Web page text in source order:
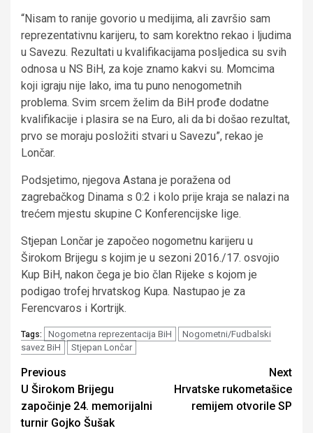
“Nisam to ranije govorio u medijima, ali završio sam
reprezentativnu karijeru, to sam korektno rekao i ljudima
u Savezu. Rezultati u kvalifikacijama posljedica su svih
odnosa u NS BiH, za koje znamo kakvi su. Momcima
koji igraju nije lako, ima tu puno nenogometnih
problema. Svim srcem želim da BiH prođe dodatne
kvalifikacije i plasira se na Euro, ali da bi došao rezultat,
prvo se moraju posložiti stvari u Savezu”, rekao je
Lončar.
Podsjetimo, njegova Astana je poražena od
zagrebačkog Dinama s 0:2 i kolo prije kraja se nalazi na
trećem mjestu skupine C Konferencijske lige.
Stjepan Lončar je započeo nogometnu karijeru u
Širokom Brijegu s kojim je u sezoni 2016./17. osvojio
Kup BiH, nakon čega je bio član Rijeke s kojom je
podigao trofej hrvatskog Kupa. Nastupao je za
Ferencvaros i Kortrijk.
Tags: Nogometna reprezentacija BiH
Nogometni/Fudbalski
savez BiH
Stjepan Lončar
Continue
Reading
Previous
U Širokom Brijegu
započinje 24. memorijalni
turnir Gojko Šušak
Next
Hrvatske rukometašice
remijem otvorile SP